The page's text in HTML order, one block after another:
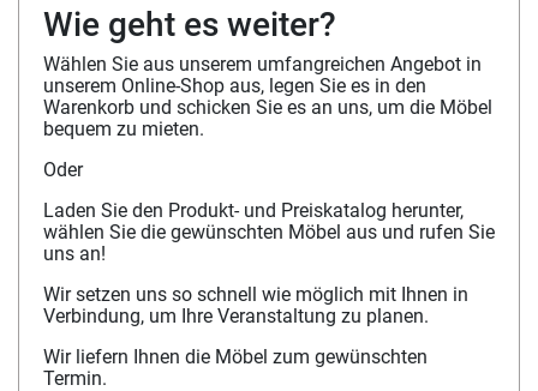
Wie geht es weiter?
Wählen Sie aus unserem umfangreichen Angebot in
unserem Online-Shop aus, legen Sie es in den
Warenkorb und schicken Sie es an uns, um die Möbel
bequem zu mieten.
Oder
Laden Sie den Produkt- und Preiskatalog herunter,
wählen Sie die gewünschten Möbel aus und rufen Sie
uns an!
Wir setzen uns so schnell wie möglich mit Ihnen in
Verbindung, um Ihre Veranstaltung zu planen.
Wir liefern Ihnen die Möbel zum gewünschten
Termin.